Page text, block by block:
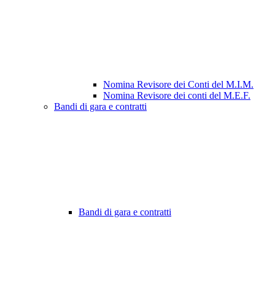
Nomina Revisore dei Conti del M.I.M.
Nomina Revisore dei conti del M.E.F.
Bandi di gara e contratti
Bandi di gara e contratti